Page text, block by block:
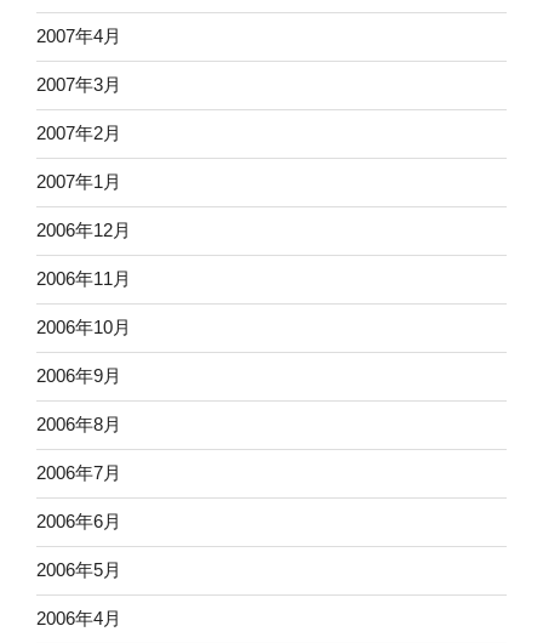
2007年4月
2007年3月
2007年2月
2007年1月
2006年12月
2006年11月
2006年10月
2006年9月
2006年8月
2006年7月
2006年6月
2006年5月
2006年4月